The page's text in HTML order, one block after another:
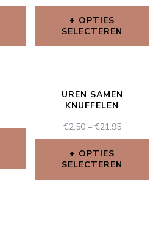
OPTIES
SELECTEREN
UREN SAMEN
KNUFFELEN
€2.50– €21.95
OPTIES
SELECTEREN